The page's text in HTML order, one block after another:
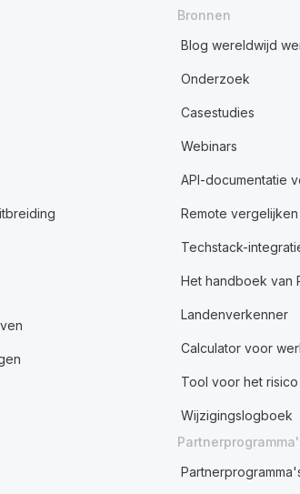
Bronnen
Blog wereldwijd
Onderzoek
Casestudies
Webinars
API-documentatie
Remote vergelijken
Techstack-
Het handboek van
Landenverkenner
Calculator voor
Tool voor het
Wijzigingslogboek